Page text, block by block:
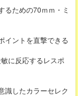
るための70ｍｍ・ミ
イントを直撃できる
に反応するレスポ
識したカラーセレク